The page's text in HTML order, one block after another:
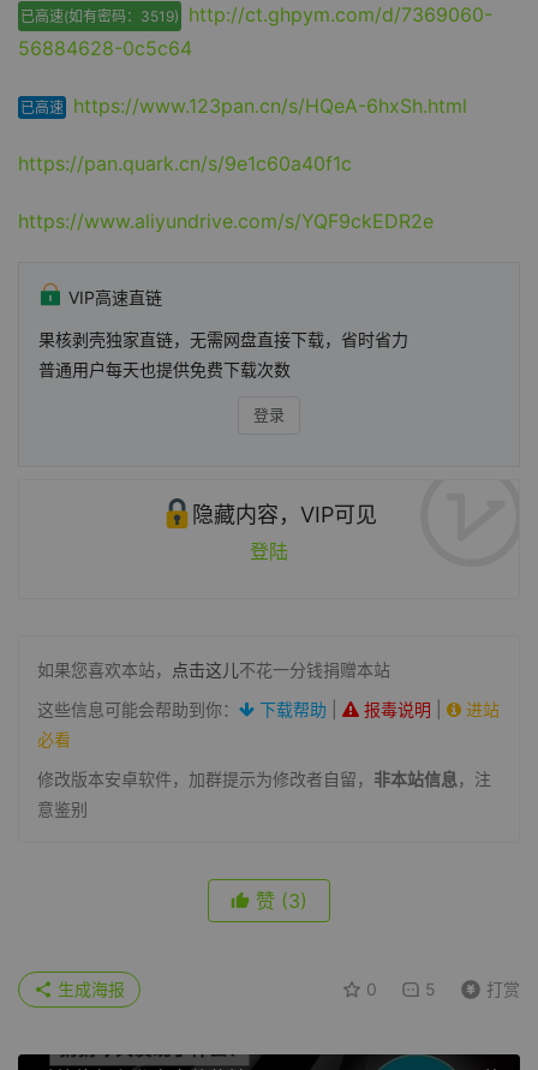
已高速(如有密码：3519)
http://ct.ghpym.com/d/7369060-
56884628-0c5c64
已高速 https://www.123pan.cn/s/HQeA-6hxSh.html
https://pan.quark.cn/s/9e1c60a40f1c
https://www.aliyundrive.com/s/YQF9ckEDR2e
VIP高速直链
果核剥壳独家直链，无需网盘直接下载，省时省力
普通用户每天也提供免费下载次数
登录
隐藏内容，VIP可见
登陆
如果您喜欢本站， 点击这儿不花一分钱捐赠本站
这些信息可能会帮助到你：
下载帮助 报毒说明
进站
必看
修改版本安卓软件，加群提示为修改者自留， 非本站信息，注
意鉴别
赞 (3)
0 5 打赏
生成海报